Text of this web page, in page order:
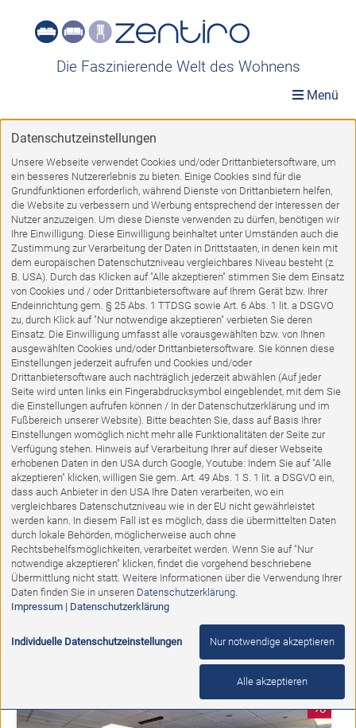
Die Faszinierende Welt des Wohnens
Menü
Küchenbloecke
1 2 3 VORWÄRTS
%
Ausstellungsstück
Musterküche Estrada
Abholpreis:
%
Datenschutzeinstellungen
Unsere Webseite verwendet Cookies und/oder Drittanbietersoftware, um
ein besseres Nutzererlebnis zu bieten. Einige Cookies sind für die
Grundfunktionen erforderlich, während Dienste von Drittanbietern helfen,
die Website zu verbessern und Werbung entsprechend der Interessen der
Nutzer anzuzeigen. Um diese Dienste verwenden zu dürfen, benötigen wir
Ihre Einwilligung. Diese Einwilligung beinhaltet unter Umständen auch die
Zustimmung zur Verarbeitung der Daten in Drittstaaten, in denen kein mit
dem europäischen Datenschutzniveau vergleichbares Niveau besteht (z.
B. USA). Durch das Klicken auf "Alle akzeptieren" stimmen Sie dem Einsatz
von Cookies und / oder Drittanbietersoftware auf Ihrem Gerät bzw. Ihrer
Endeinrichtung gem. § 25 Abs. 1 TTDSG sowie Art. 6 Abs. 1 lit. a DSGVO
zu, durch Klick auf "Nur notwendige akzeptieren" verbieten Sie deren
Einsatz. Die Einwilligung umfasst alle vorausgewählten bzw. von Ihnen
ausgewählten Cookies und/oder Drittanbietersoftware. Sie können diese
Einstellungen jederzeit aufrufen und Cookies und/oder
Drittanbietersoftware auch nachträglich jederzeit abwählen (Auf jeder
Seite wird unten links ein Fingerabdrucksymbol eingeblendet, mit dem Sie
die Einstellungen aufrufen können / In der Datenschutzerklärung und im
Fußbereich unserer Website). Bitte beachten Sie, dass auf Basis Ihrer
Einstellungen womöglich nicht mehr alle Funktionalitäten der Seite zur
Verfügung stehen. Hinweis auf Verarbeitung Ihrer auf dieser Webseite
erhobenen Daten in den USA durch Google, Youtube: Indem Sie auf "Alle
akzeptieren" klicken, willigen Sie gem. Art. 49 Abs. 1 S. 1 lit. a DSGVO ein,
dass auch Anbieter in den USA Ihre Daten verarbeiten, wo ein
vergleichbares Datenschutzniveau wie in der EU nicht gewährleistet
werden kann. In diesem Fall ist es möglich, dass die übermittelten Daten
durch lokale Behörden, möglicherweise auch ohne
Rechtsbehelfsmöglichkeiten, verarbeitet werden. Wenn Sie auf "Nur
notwendige akzeptieren" klicken, findet die vorgehend beschriebene
Übermittlung nicht statt. Weitere Informationen über die Verwendung Ihrer
Daten finden Sie in unseren Datenschutzerklärung.
Impressum| Datenschutzerklärung
Individuelle Datenschutzeinstellungen Nur notwendige akzeptieren
Alle akzeptieren